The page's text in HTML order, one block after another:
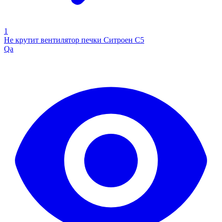
1
Не крутит вентилятор печки Ситроен С5
Qa